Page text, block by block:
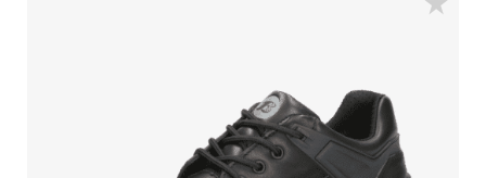
leer en Bata Cool Comfort®-voering. De voeten blijven